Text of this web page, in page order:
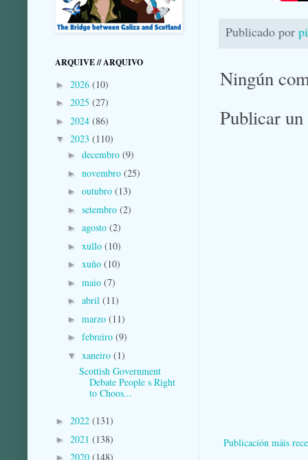
Publicado por
Ningún
Publicar
Publicación máis
ARQUIVE // ARQUIVO
► 2026 (10)
► 2025 (27)
► 2024 (86)
▼ 2023 (110)
► decembro (9)
► novembro (25)
► outubro (13)
► setembro (2)
► agosto (2)
► xullo (10)
► xuño (10)
► maio (7)
► abril (11)
► marzo (11)
► febreiro (9)
▼ xaneiro (1)
Scottish Government
Debate People s Right
to Choos...
► 2022 (131)
► 2021 (138)
► 2020 (148)